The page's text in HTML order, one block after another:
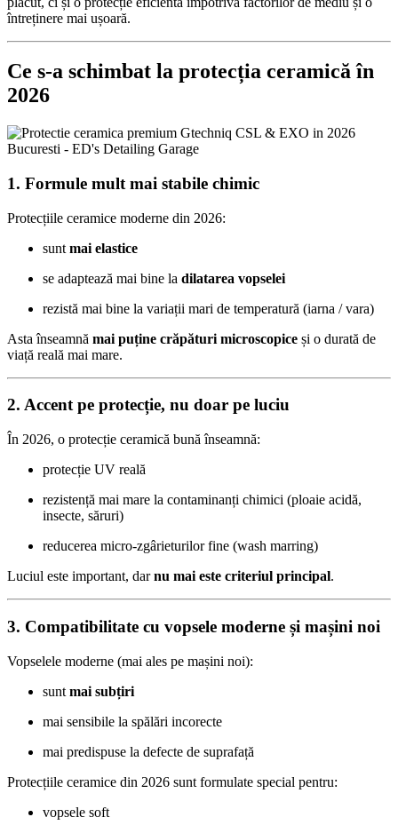
întreținere mai ușoară.
Ce s-a schimbat la protecția ceramică în
2026
1. Formule mult mai stabile chimic
Protecțiile ceramice moderne din 2026:
sunt mai elastice
se adaptează mai bine la dilatarea vopselei
rezistă mai bine la variații mari de temperatură (iarna / vara)
Asta înseamnă mai puține crăpături microscopice și o durată de
viață reală mai mare.
2. Accent pe protecție, nu doar pe luciu
În 2026, o protecție ceramică bună înseamnă:
protecție UV reală
rezistență mai mare la contaminanți chimici (ploaie acidă,
insecte, săruri)
reducerea micro-zgârieturilor fine (wash marring)
Luciul este important, darnu mai este criteriul principal.
3. Compatibilitate cu vopsele moderne și mașini noi
Vopselele moderne (mai ales pe mașini noi):
sunt mai subțiri
mai sensibile la spălări incorecte
mai predispuse la defecte de suprafață
Protecțiile ceramice din 2026 sunt formulate special pentru:
vopsele soft